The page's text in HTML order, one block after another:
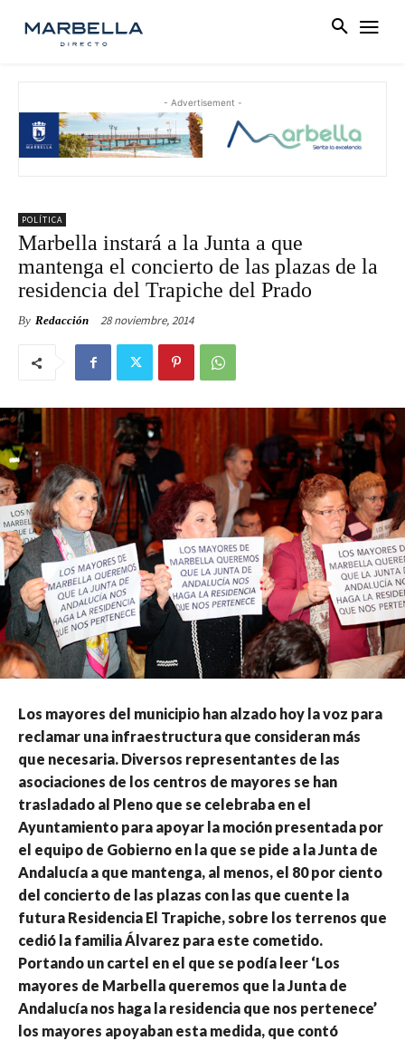
- Advertisement -
POLÍTICA
Marbella instará a la Junta a que
mantenga el concierto de las plazas de la
residencia del Trapiche del Prado
By Redacción 28 noviembre, 2014
Los mayores del municipio han alzado hoy la voz para
reclamar una infraestructura que consideran más
que necesaria. Diversos representantes de las
asociaciones de los centros de mayores se han
trasladado al Pleno que se celebraba en el
Ayuntamiento para apoyar la moción presentada por
el equipo de Gobierno en la que se pide a la Junta de
Andalucía a que mantenga, al menos, el 80 por ciento
del concierto de las plazas con las que cuente la
futura Residencia El Trapiche, sobre los terrenos que
cedió la familia Álvarez para este cometido.
Portando un cartel en el que se podía leer ‘Los
mayores de Marbella queremos que la Junta de
Andalucía nos haga la residencia que nos pertenece’
los mayores apoyaban esta medida, que contó